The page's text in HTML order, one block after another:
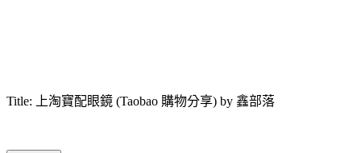
Title: 上淘寶配眼鏡 (Taobao 購物分享) by 鑫部落